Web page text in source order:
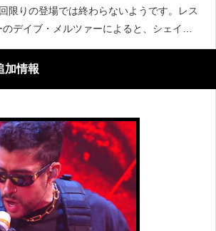
限りの登場では終わらないようです。レス
のデイブ・メルツァーによると、シェイン
続いてエリミネーション・チェンバー、
場予定だと伝えています。対戦相手につ
加情報